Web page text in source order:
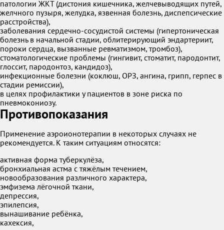
патологии ЖКТ (дистония кишечника, желчевыводящих путей,
желчного пузыря, желудка, язвенная болезнь, диспепсические
расстройства),
заболевания сердечно-сосудистой системы (гипертоническая
болезнь в начальной стадии, облитерирующий эндартериит,
пороки сердца, вызванные ревматизмом, тромбоз),
стоматологические проблемы (гингивит, стоматит, пародонтит,
глоссит, пародонтоз, кандидоз),
инфекционные болезни (коклюш, ОРЗ, ангина, грипп, герпес в
стадии ремиссии),
в целях профилактики у пациентов в зоне риска по
пневмокониозу.
Противопоказания
Применение аэроионотерапии в некоторых случаях не
рекомендуется. К таким ситуациям относятся:
активная форма туберкулёза,
бронхиальная астма с тяжёлым течением,
новообразования различного характера,
эмфизема лёгочной ткани,
депрессия,
эпилепсия,
вынашивание ребёнка,
кахексия,